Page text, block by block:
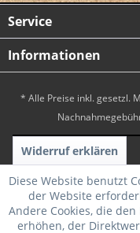
Service
Informationen
* Alle Preise inkl. gesetzl.
Widerruf erklären
Realisiert mit
Diese Website benutzt
der Website
Andere Cookies, die
erhöhen, der